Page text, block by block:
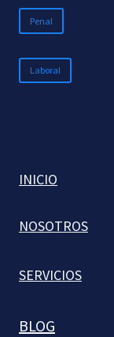
Penal
Laboral
INICIO
NOSOTROS
SERVICIOS
BLOG